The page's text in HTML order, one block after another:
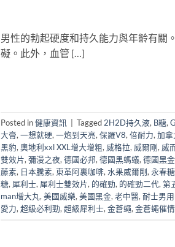
男性的勃起硬度和持久能力與年齡有關
礙。此外，血管 […]
Posted in健康資訊 Tagged 2H2D持久液, B糖,
大膏, 一想就硬, 一炮到天亮, 保羅V8, 倍耐力, 加
黑豹, 奧地利xxl XXL增大增粗, 威格拉, 威爾剛, 威
雙效片, 彌漫之夜, 德國必邦, 德國黑螞蟻, 德國黑
藤素, 日本騰素, 東革阿裏咖啡, 水果威爾剛, 永春糖
糖, 犀利士, 犀利士雙效片, 的確勁, 的確勁二代, 第
man增大丸, 美國威樂, 美國黑金, 老中醫, 耐士男
愛力, 超級必利勁, 超級犀利士, 金蒼蠅, 金蒼蠅催